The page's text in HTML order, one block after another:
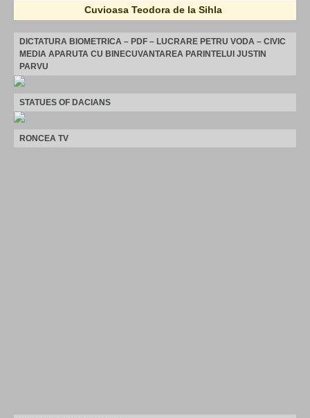
Cuvioasa Teodora de la Sihla
DICTATURA BIOMETRICA – PDF – LUCRARE PETRU VODA – CIVIC
MEDIA APARUTA CU BINECUVANTAREA PARINTELUI JUSTIN
PARVU
STATUES OF DACIANS
RONCEA TV